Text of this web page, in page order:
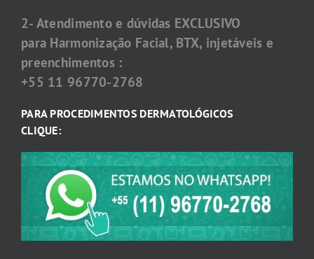
2- Atendimento e dúvidas EXCLUSIVO
para Harmonização Facial, BTX, injetáveis e
preenchimentos :
+55 11 96770-2768
PARA PROCEDIMENTOS DERMATOLÓGICOS
CLIQUE: